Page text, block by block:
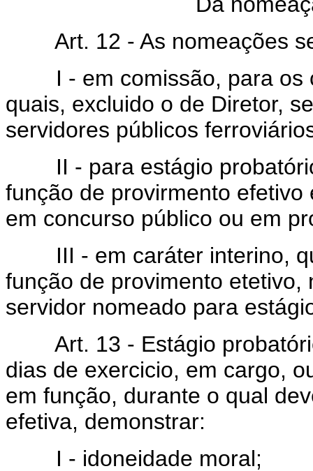
Art. 12 - As nomeações
I - em comissão, para os
quais, excluido o de Diretor,
servidores públicos
II - para estágio
função de provirmento
em concurso público ou em
III - em caráter interino,
função de provimento
servidor nomeado para
Art. 13 - Estágio
dias de exercicio, em cargo,
em função, durante o qual
efetiva, demonstrar:
I - idoneidade moral;